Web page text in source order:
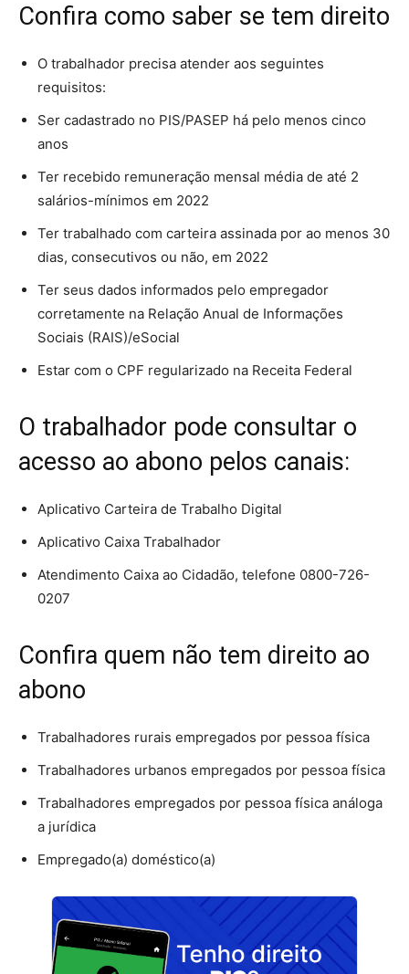
Confira como saber se tem direito
O trabalhador precisa atender aos seguintes
requisitos:
Ser cadastrado no PIS/PASEP há pelo menos cinco
anos
Ter recebido remuneração mensal média de até 2
salários-mínimos em 2022
Ter trabalhado com carteira assinada por ao menos 30
dias, consecutivos ou não, em 2022
Ter seus dados informados pelo empregador
corretamente na Relação Anual de Informações
Sociais (RAIS)/eSocial
Estar com o CPF regularizado na Receita Federal
O trabalhador pode consultar o
acesso ao abono pelos canais:
Aplicativo Carteira de Trabalho Digital
Aplicativo Caixa Trabalhador
Atendimento Caixa ao Cidadão, telefone 0800-726-
0207
Confira quem não tem direito ao
abono
Trabalhadores rurais empregados por pessoa física
Trabalhadores urbanos empregados por pessoa física
Trabalhadores empregados por pessoa física análoga
a jurídica
Empregado(a) doméstico(a)